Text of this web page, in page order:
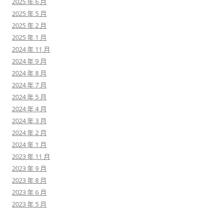
2025 年 5 月
2025 年 2 月
2025 年 1 月
2024 年 11 月
2024 年 9 月
2024 年 8 月
2024 年 7 月
2024 年 5 月
2024 年 4 月
2024 年 3 月
2024 年 2 月
2024 年 1 月
2023 年 11 月
2023 年 9 月
2023 年 8 月
2023 年 6 月
2023 年 5 月